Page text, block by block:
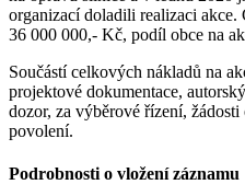
organizací doladili realizaci
36 000 000,- Kč, podíl obce na
Součástí celkových nákladů na
projektové dokumentace,
dozor, za výběrové řízení,
povolení.
Podrobnosti o vložení záznamu